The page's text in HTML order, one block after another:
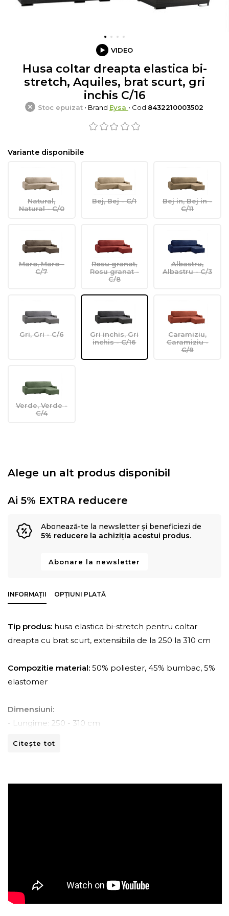
VIDEO
Husa coltar dreapta elastica bi-
stretch, Aquiles, brat scurt, gri
inchis C/16
Stoc epuizat • Brand Eysa • Cod 8432210003502
Variante disponibile
Natural,
Natural - C/0
Bej, Bej - C/1
Bej in, Bej in -
C/11
Maro, Maro -
C/7
Rosu granat,
Rosu granat -
C/8
Albastru,
Albastru - C/3
Gri, Gri - C/6
Gri inchis, Gri
inchis - C/16
Caramiziu,
Caramiziu -
C/9
Verde, Verde -
C/4
Alege un alt produs disponibil
Ai 5% EXTRA reducere
Abonează-te la newsletter și beneficiezi de
5% reducere la achiziția acestui produs.
Abonare la newsletter
INFORMAȚII OPȚIUNI PLATĂ
Tip produs: husa elastica bi-stretch pentru coltar
dreapta cu brat scurt, extensibila de la 250 la 310 cm
Compozitie material: 50% poliester, 45% bumbac, 5%
elastomer
Dimensiuni:
- Lungime: 250 - 310 cm
- Inaltime: 80 -110 cm
solare.
- Evitati contactul direct cu benzi de fixare automata
Citește tot